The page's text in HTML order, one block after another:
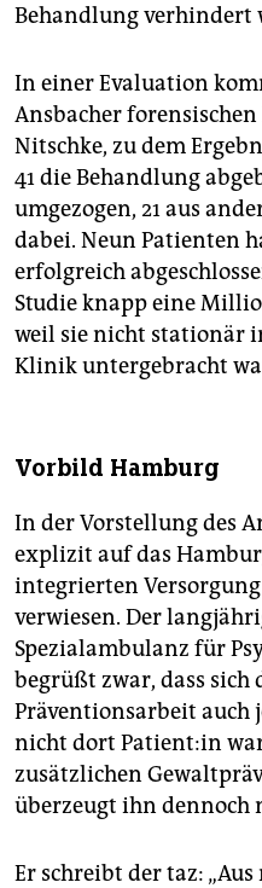
Behandlung verhindert
In einer Evaluation
Ansbacher
Nitschke, zu dem
41 die Behandlung
umgezogen, 21 aus
dabei. Neun Patienten
erfolgreich
Studie knapp eine
weil sie nicht stationär
Klinik untergebracht
Vorbild Hamburg
In der Vorstellung des
explizit auf das
integrierten
verwiesen. Der
Spezialambulanz für
begrüßt zwar, dass sich
Präventionsarbeit auch
nicht dort Pa­ti­en­t:in
zusätzlichen
überzeugt ihn dennoch
Er schreibt der taz: